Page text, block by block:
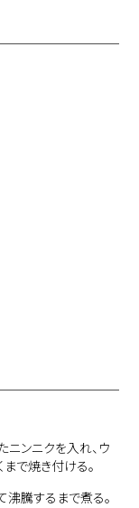
ニンニクを入れ、ウ
で焼き付ける。
騰するまで煮る。